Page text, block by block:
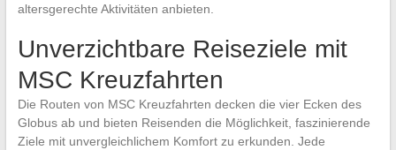
altersgerechte Aktivitäten anbieten.
Unverzichtbare Reiseziele mit
MSC Kreuzfahrten
Die Routen von MSC Kreuzfahrten decken die vier Ecken des
Globus ab und bieten Reisenden die Möglichkeit, faszinierende
Ziele mit unvergleichlichem Komfort zu erkunden. Jede